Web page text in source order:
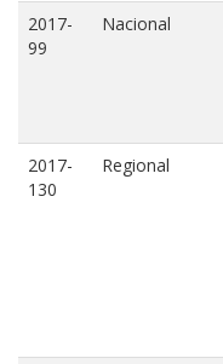
2017-
99
Nacional
2017-
130
Regional